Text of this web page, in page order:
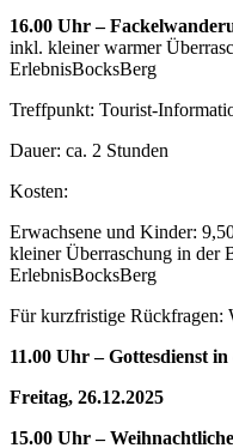
16.00 Uhr –
inkl. kleiner warmer
ErlebnisBocksBerg
Treffpunkt: Tourist-
Dauer: ca. 2 Stunden
Kosten:
Erwachsene und Kinder:
kleiner Überraschung in der
ErlebnisBocksBerg
Für kurzfristige Rückfragen:
11.00 Uhr – Gottesdienst
Freitag, 26.12.2025
15.00 Uhr –